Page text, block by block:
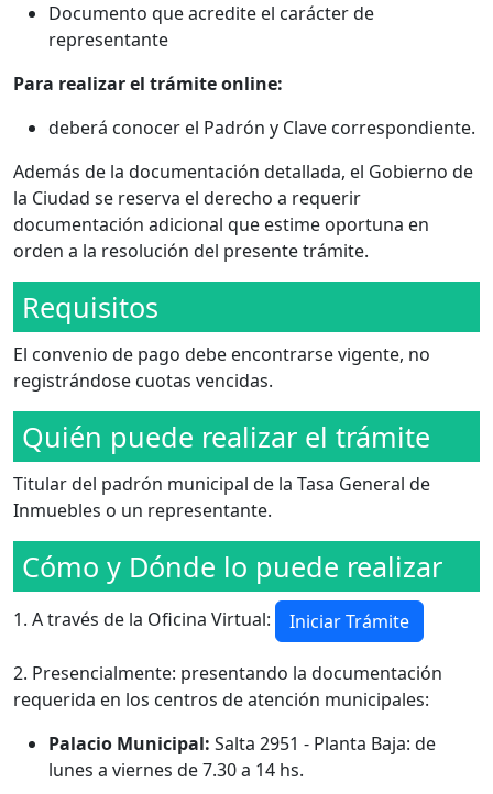
Documento que acredite el carácter de
representante
Para realizar el trámite online:
deberá conocer el Padrón y Clave correspondiente.
Además de la documentación detallada, el Gobierno de
la Ciudad se reserva el derecho a requerir
documentación adicional que estime oportuna en
orden a la resolución del presente trámite.
Requisitos
El convenio de pago debe encontrarse vigente, no
registrándose cuotas vencidas.
Quién puede realizar el trámite
Titular del padrón municipal de la Tasa General de
Inmuebles o un representante.
Cómo y Dónde lo puede realizar
1. A través de la Oficina Virtual: Iniciar Trámite
2. Presencialmente: presentando la documentación
requerida en los centros de atención municipales:
Palacio Municipal: Salta 2951 - Planta Baja: de
lunes a viernes de 7.30 a 14 hs.